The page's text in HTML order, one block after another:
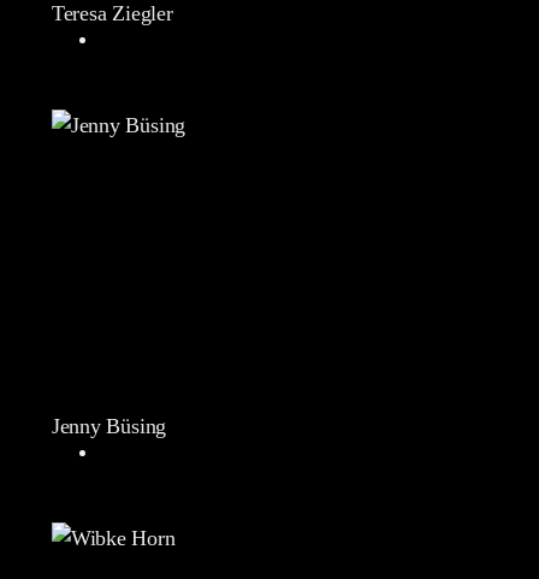
Teresa Ziegler
Jenny Büsing